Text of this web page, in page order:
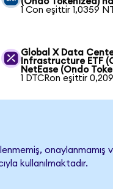
1 Con eşittir 1,0359
Global X Data
Infrastructure ETF
NetEase (Ondo
1 DTCRon eşittir
kullanılmaktadır.